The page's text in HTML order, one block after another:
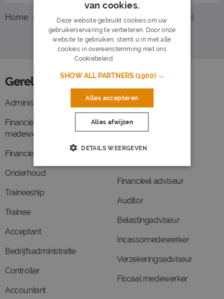
Home Overzicht vacatures Breda Financieel
Gerelateerde functies
Administratief medewerker
Financieel administratief
medewerker
Financieel medewerker
Onderhoud
Traineeship
Trainee
Acceptant
Bedrijfsadministratie
Controller
Accountant
Hypotheekadviseur
Assistent accountant
Financieel adviseur
Auditor
Belastingadviseur
Incassomedewerker
Verzekeringsadviseur
Fiscaal medewerker
van cookies.
Deze website gebruikt cookies om uw
gebruikerservaring te verbeteren. Door onze
website te gebruiken, stemt u in met alle
cookies in overeenstemming met ons
Cookiebeleid.
SHOW ALL PARTNERS(1900) →
Alles accepteren
Alles afwijzen
DETAILS WEERGEVEN